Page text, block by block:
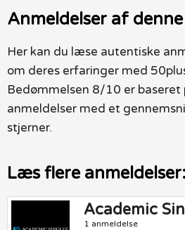
Anmeldelser af
Her kan du læse autentiske
om deres erfaringer med
Bedømmelsen 8/10 er baseret
anmeldelser med et
stjerner.
Læs flere anmeldelser:
Academic
1 anmeldelse